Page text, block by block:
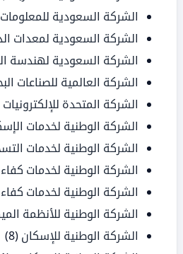
الشركة السعودية للمعلومات
الشركة السعودية لمعدات
الشركة السعودية لهندسة
الشركة العالمية للصناعات
الشركة المتحدة
الشركة الوطنية لخدمات
الشركة الوطنية لخدمات
الشركة الوطنية لخدمات
الشركة الوطنية لخدمات
الشركة الوطنية للأنظمة
الشركة الوطنية للإسكان (8)